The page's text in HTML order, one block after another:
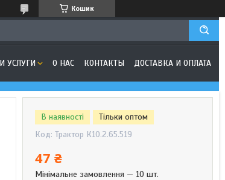
Кошик
УСЛУГИ О НАС КОНТАКТЫ ДОСТАВКА И ОПЛАТА
В наявності
Тільки оптом
Код: Трактор К10.2.65.519
47 ₴
Мінімальне замовлення — 10 шт.